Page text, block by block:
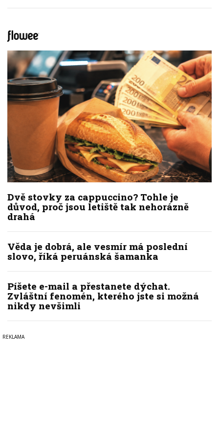
Dvě stovky za cappuccino? Tohle je
důvod, proč jsou letiště tak nehorázně
drahá
Věda je dobrá, ale vesmír má poslední
slovo, říká peruánská šamanka
Píšete e-mail a přestanete dýchat.
Zvláštní fenomén, kterého jste si možná
nikdy nevšimli